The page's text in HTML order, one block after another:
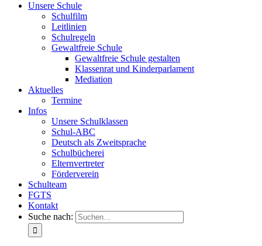
Unsere Schule
Schulfilm
Leitlinien
Schulregeln
Gewaltfreie Schule
Gewaltfreie Schule gestalten
Klassenrat und Kinderparlament
Mediation
Aktuelles
Termine
Infos
Unsere Schulklassen
Schul-ABC
Deutsch als Zweitsprache
Schulbücherei
Elternvertreter
Förderverein
Schulteam
FGTS
Kontakt
Suche nach: